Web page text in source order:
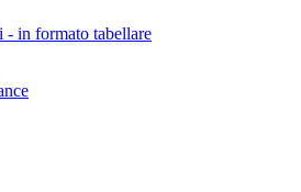
in formato tabellare